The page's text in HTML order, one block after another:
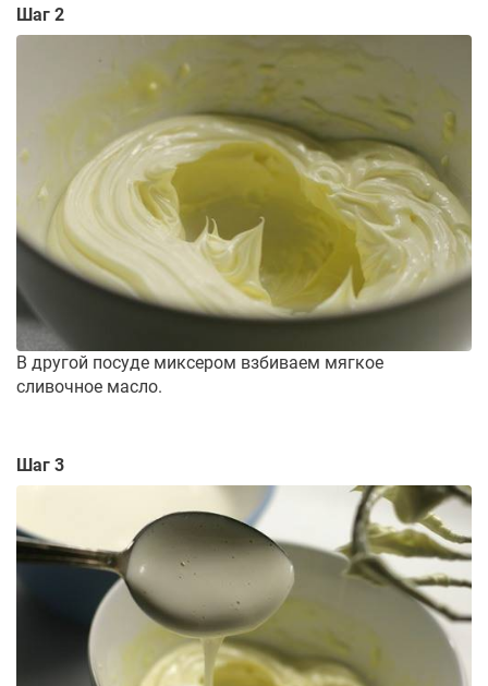
Шаг 2
В другой посуде миксером взбиваем мягкое
сливочное масло.
Шаг 3